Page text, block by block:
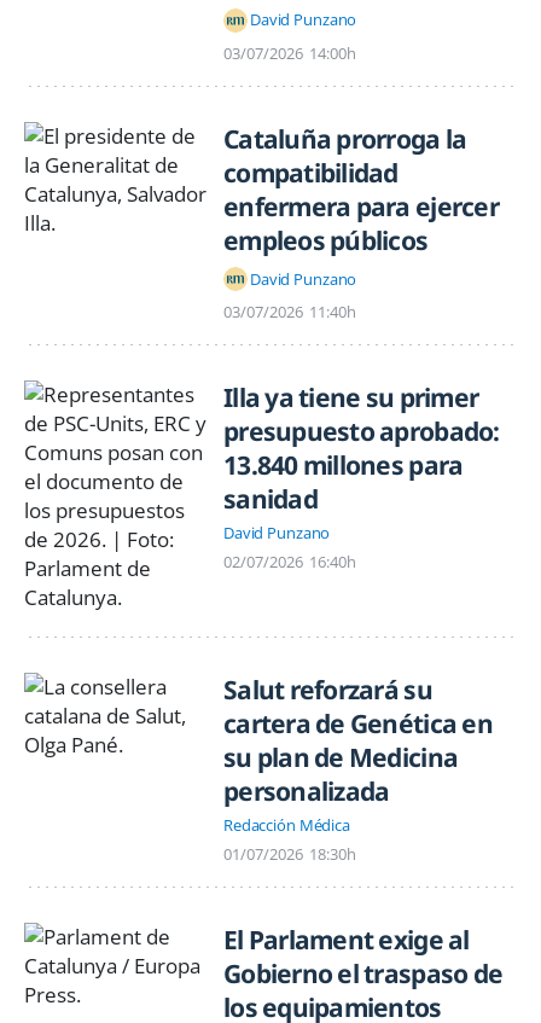
David Punzano
03/07/2026 14:00h
Cataluña prorroga la
compatibilidad
enfermera para ejercer
empleos públicos
David Punzano
03/07/2026 11:40h
Illa ya tiene su primer
presupuesto aprobado:
13.840 millones para
sanidad
David Punzano
02/07/2026 16:40h
Salut reforzará su
cartera de Genética en
su plan de Medicina
personalizada
Redacción Médica
01/07/2026 18:30h
El Parlament exige al
Gobierno el traspaso de
los equipamientos